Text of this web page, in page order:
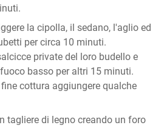
la cipolla, il sedano, l'aglio ed
per circa 10 minuti.
private del loro budello e
basso per altri 15 minuti.
cottura aggiungere qualche
tagliere di legno creando un foro